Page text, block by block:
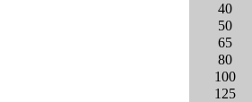
40
50
65
80
100
125